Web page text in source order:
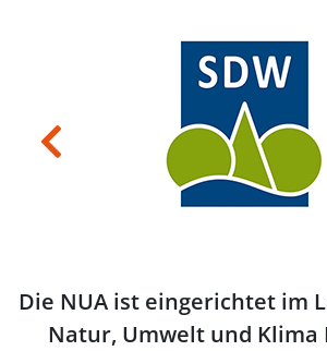
Die NUA ist eingerichtet im
Natur, Umwelt und Klima
Previous